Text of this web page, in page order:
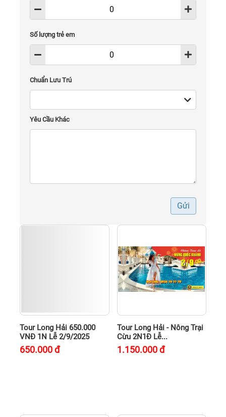
Số lượng trẻ em
Chuẩn Lưu Trú
Yêu Cầu Khác
Gửi
Tour Long Hải 650.000
VNĐ 1N Lễ 2/9/2025
650.000đ
Tour Long Hải - Nông Trại
Cừu 2N1Đ Lễ...
1.150.000đ